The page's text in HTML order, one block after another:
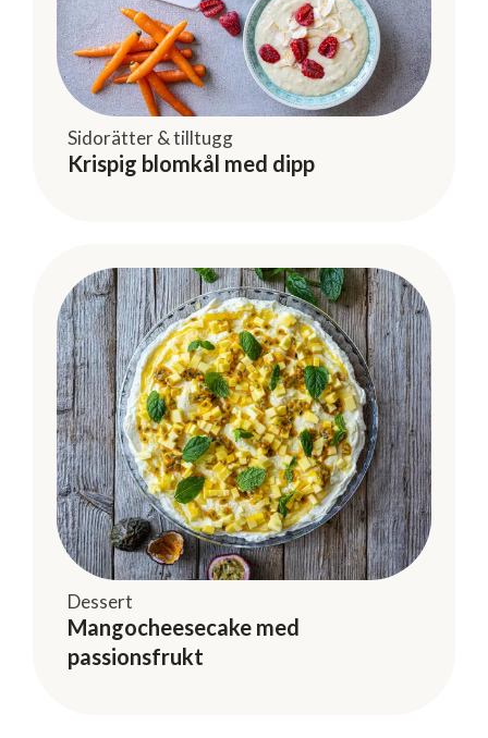
Sidorätter & tilltugg
Krispig blomkål med dipp
Dessert
Mangocheesecake med
passionsfrukt